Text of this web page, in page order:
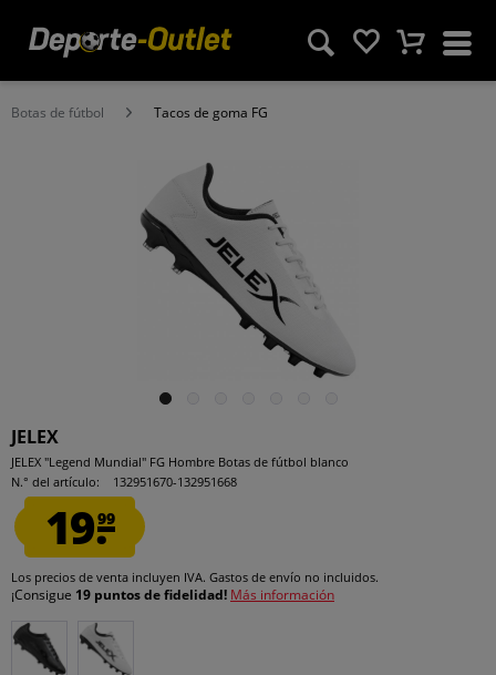
Botas de fútbol Tacos de goma FG
JELEX
JELEX "Legend Mundial" FG Hombre Botas de fútbol blanco
N.° del artículo:
132951670-132951668
19.99
Los precios de venta incluyen IVA. Gastos de envío no incluidos.
¡Consigue 19 puntos de fidelidad! Más información